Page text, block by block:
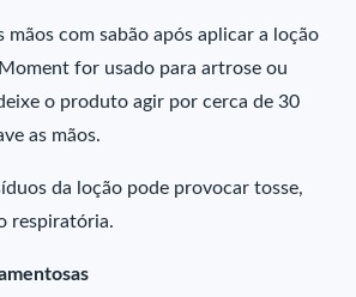
mãos com sabão após aplicar a loção
for usado para artrose ou
o produto agir por cerca de 30
as mãos.
da loção pode provocar tosse,
respiratória.